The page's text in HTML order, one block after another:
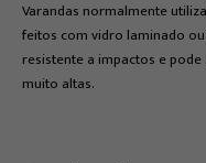
Varandas normalmente
feitos com vidro laminado
resistente a impactos e
muito altas.